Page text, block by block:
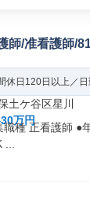
師/准看護師/
休日120日以上／
土ケ谷区星川
万円
職種 正看護師 ●